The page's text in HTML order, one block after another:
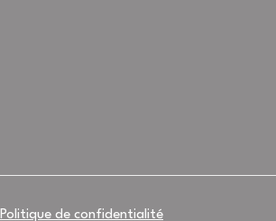
Politique de confidentialité